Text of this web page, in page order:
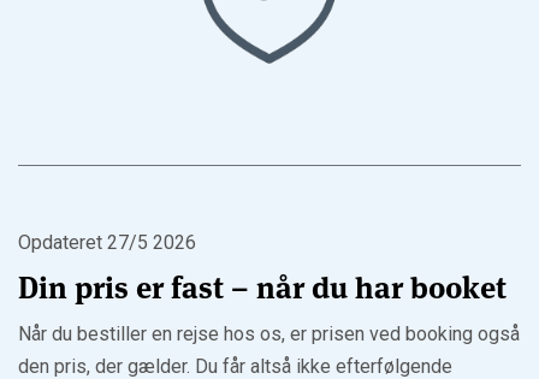
Opdateret 27/5 2026
Din pris er fast – når du har booket
Når du bestiller en rejse hos os, er prisen ved booking også
den pris, der gælder. Du får altså ikke efterfølgende